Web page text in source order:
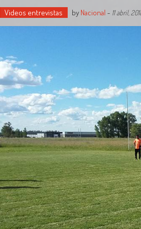
Videos entrevistas by Nacional - 11 abril,